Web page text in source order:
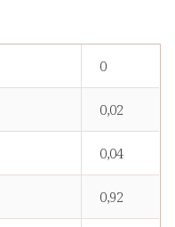
0
0,02
0,04
0,92